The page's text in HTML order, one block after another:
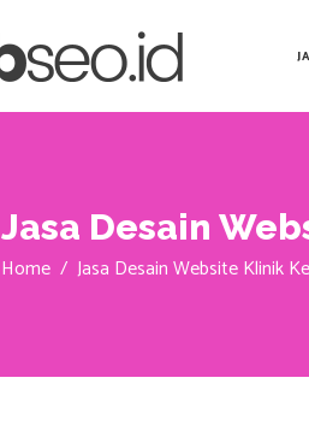
Jasa Desain
Home / Jasa Desain Website Klinik